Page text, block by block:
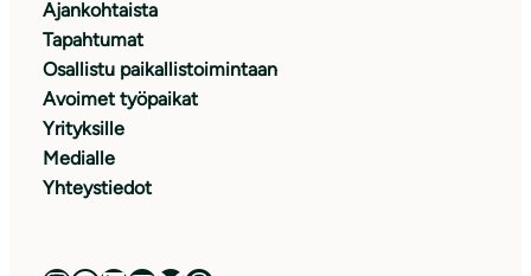
Ajankohtaista
Tapahtumat
Osallistu paikallistoimintaan
Avoimet työpaikat
Yrityksille
Medialle
Yhteystiedot